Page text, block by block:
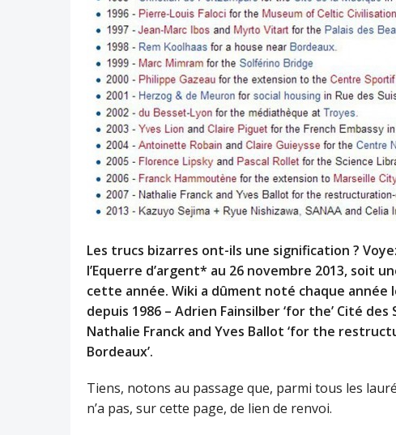
Les trucs bizarres ont-ils une signification ?
l’Equerre d’argent* au 26 novembre 2013, soit
cette année. Wiki a dûment noté chaque
depuis 1986 – Adrien Fainsilber ‘for the’ Cité
Nathalie Franck and Yves Ballot ‘for the
Bordeaux’.
Tiens, notons au passage que, parmi tous les
n’a pas, sur cette page, de lien de renvoi.